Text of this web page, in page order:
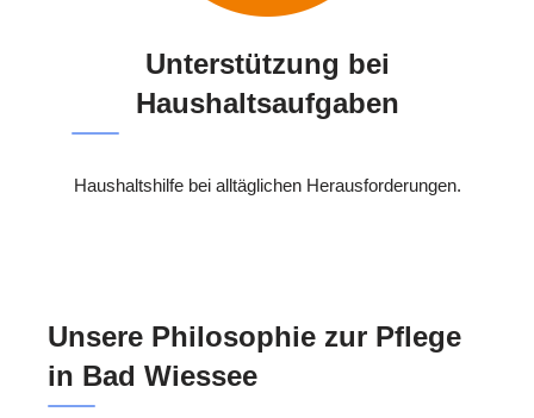
Unterstützung bei
Haushaltsaufgaben
Haushaltshilfe bei alltäglichen Herausforderungen.
Unsere Philosophie zur Pflege
in Bad Wiessee